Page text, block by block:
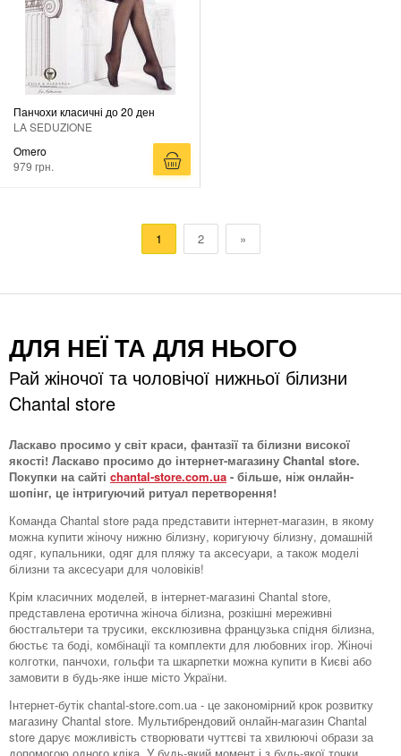
Панчохи класичні до 20 ден
LA SEDUZIONE
Omero
979 грн.
1 2 »
ДЛЯ НЕЇ ТА ДЛЯ НЬОГО
Рай жіночої та чоловічої нижньої білизни
Chantal store
Ласкаво просимо у світ краси, фантазії та білизни високої
якості! Ласкаво просимо до інтернет-магазину Chantal store.
Покупки на сайті chantal-store.com.ua - більше, ніж онлайн-
шопінг, це інтригуючий ритуал перетворення!
Команда Chantal store рада представити інтернет-магазин, в якому
можна купити жіночу нижню білизну, коригуючу білизну, домашній
одяг, купальники, одяг для пляжу та аксесуари, а також моделі
білизни та аксесуари для чоловіків!
Крім класичних моделей, в інтернет-магазині Chantal store,
представлена ​​еротична жіноча білизна, розкішні мереживні
бюстгальтери та трусики, ексклюзивна французька спідня білизна,
бюстьє та боді, комбінації та комплекти для любовних ігор. Жіночі
колготки, панчохи, гольфи та шкарпетки можна купити в Києві або
замовити в будь-яке інше місто України.
Інтернет-бутік chantal-store.com.ua - це закономірний крок розвитку
магазину Chantal store. Мультибрендовий онлайн-магазин Chantal
store дарує можливість створювати чуттєві та хвилюючі образи за
допомогою одного кліка. У будь-який момент і з будь-якої точки